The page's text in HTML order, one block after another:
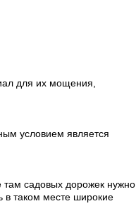
для их мощения,
условием является
там садовых дорожек нужно
в таком месте широкие